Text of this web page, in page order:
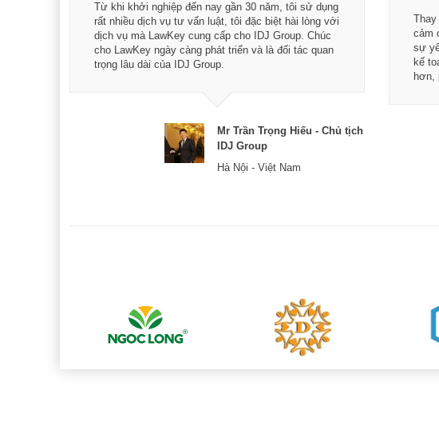
Từ khi khởi nghiệp đến nay gần 30 năm, tôi sử dụng
rất nhiều dịch vụ tư vấn luật, tôi đặc biệt hài lòng với
dịch vụ mà LawKey cung cấp cho IDJ Group. Chúc
cho LawKey ngày càng phát triển và là đối tác quan
trọng lâu dài của IDJ Group.
Mr Trần Trọng Hiếu - Chủ tịch
IDJ Group
Hà Nội - Việt Nam
cảm
sự
kế
hơn,